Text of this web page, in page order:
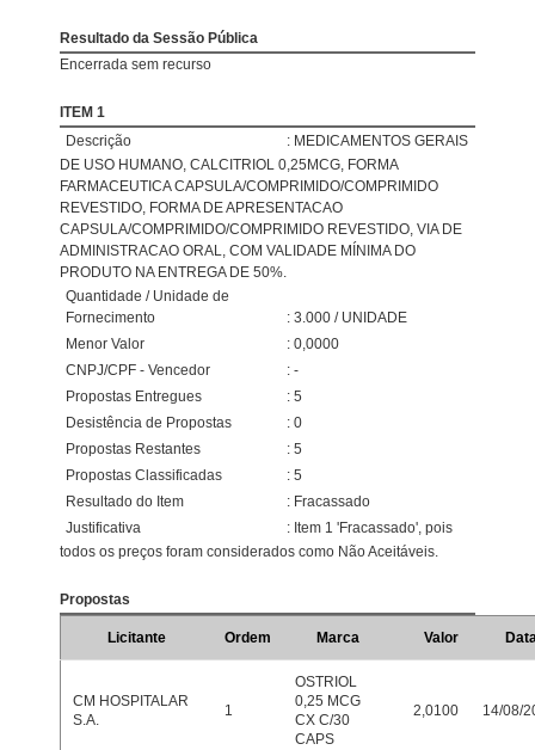
Resultado da Sessão Pública
Encerrada sem recurso
ITEM 1
Descrição
: MEDICAMENTOS GERAIS
DE USO HUMANO, CALCITRIOL 0,25MCG, FORMA
FARMACEUTICA CAPSULA/COMPRIMIDO/COMPRIMIDO
REVESTIDO, FORMA DE APRESENTACAO
CAPSULA/COMPRIMIDO/COMPRIMIDO REVESTIDO, VIA DE
ADMINISTRACAO ORAL, COM VALIDADE MÍNIMA DO
PRODUTO NA ENTREGA DE 50%.
Quantidade / Unidade de
Fornecimento
: 3.000 / UNIDADE
Menor Valor
: 0,0000
CNPJ/CPF - Vencedor
: -
Propostas Entregues
: 5
Desistência de Propostas
: 0
Propostas Restantes
: 5
Propostas Classificadas
: 5
Resultado do Item
: Fracassado
Justificativa
: Item 1 'Fracassado', pois
todos os preços foram considerados como Não Aceitáveis.
Propostas
Licitante Ordem Marca Valor
CM HOSPITALAR
S.A.
1
OSTRIOL
0,25 MCG
CX C/30
CAPS
2,0100 14/08/